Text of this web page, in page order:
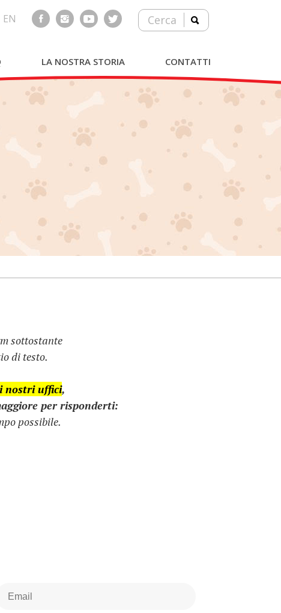
EN Cerca
LA NOSTRA STORIA CONTATTI
sottostante
di testo.
nostri uffici,
per risponderti:
possibile.